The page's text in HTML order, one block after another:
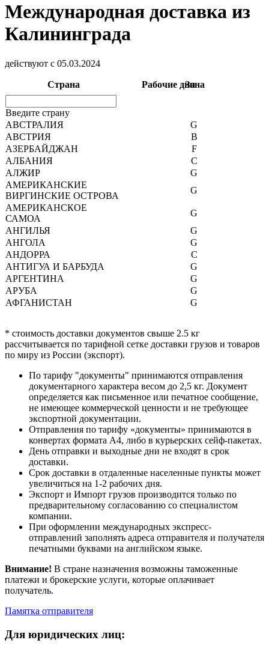
Международная доставка из
Калининграда
действуют с 05.03.2024
Страна Рабочие дниЗона
Введите страну
АВСТРАЛИЯ
G
АВСТРИЯ
B
АЗЕРБАЙДЖАН
F
АЛБАНИЯ
C
АЛЖИР
G
АМЕРИКАНСКИЕ
ВИРГИНСКИЕ ОСТРОВА
G
АМЕРИКАНСКОЕ
САМОА
G
АНГИЛЬЯ
G
АНГОЛА
G
АНДОРРА
C
АНТИГУА И БАРБУДА
G
АРГЕНТИНА
G
АРУБА
G
АФГАНИСТАН
G
БАРБАДОС
G
БАХРЕЙН
F
БЕЛИЗ
БЕЛЬГИЯ
B
БЕНИН
G
БЕРМУДСКИЕ ОСТРОВА
G
БОЛГАРИЯ
C
БОЛИВИЯ
БОСНИЯ И
ГЕРЦЕГОВИНА
C
БОТСВАНА
G
БРАЗИЛИЯ
G
БРИТАНСКИЕ
ВИРГИНСКИЕ ОСТРОВА
БРУНЕЙ
F
БУРКИНА-ФАСО
БУРУНДИ
G
БУТАН
F
ВАНУАТУ
G
ВЕЛИКОБРИТАНИЯ
ВЕНГРИЯ
A
ВЕНЕСУЭЛА
ВЬЕТНАМ
ГАИТИ
* стоимость доставки документов свыше 2.5 кг
рассчитывается по тарифной сетке доставки грузов и товаров
по миру из России (экспорт).
По тарифу "документы" принимаются отправления
документарного характера весом до 2,5 кг. Документ
определяется как письменное или печатное сообщение,
не имеющее коммерческой ценности и не требующее
экспортной документации.
Отправления по тарифу «документы» принимаются в
конвертах формата А4, либо в курьерских сейф-пакетах.
День отправки и выходные дни не входят в срок
доставки.
Срок доставки в отдаленные населенные пункты может
увеличиться на 1-2 рабочих дня.
Экспорт и Импорт грузов производится только по
предварительному согласованию со специалистом
компании.
При оформлении международных экспресс-
отправлений заполнять адреса отправителя и получателя
печатными буквами на английском языке.
Внимание! В стране назначения возможны таможенные
платежи и брокерские услуги, которые оплачивает
получатель.
Памятка отправителя
Для юридических лиц: